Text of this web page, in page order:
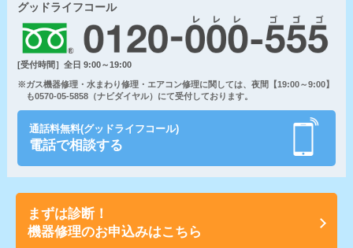
グッドライフコール
[受付時間］全日 9:00～19:00
※ガス機器修理・水まわり修理・エアコン修理に関しては、夜間【19:00～9:00】
も0570-05-5858（ナビダイヤル）にて受付しております。
通話料無料(グッドライフコール)
電話で相談する
まずは診断！
機器修理のお申込みはこちら